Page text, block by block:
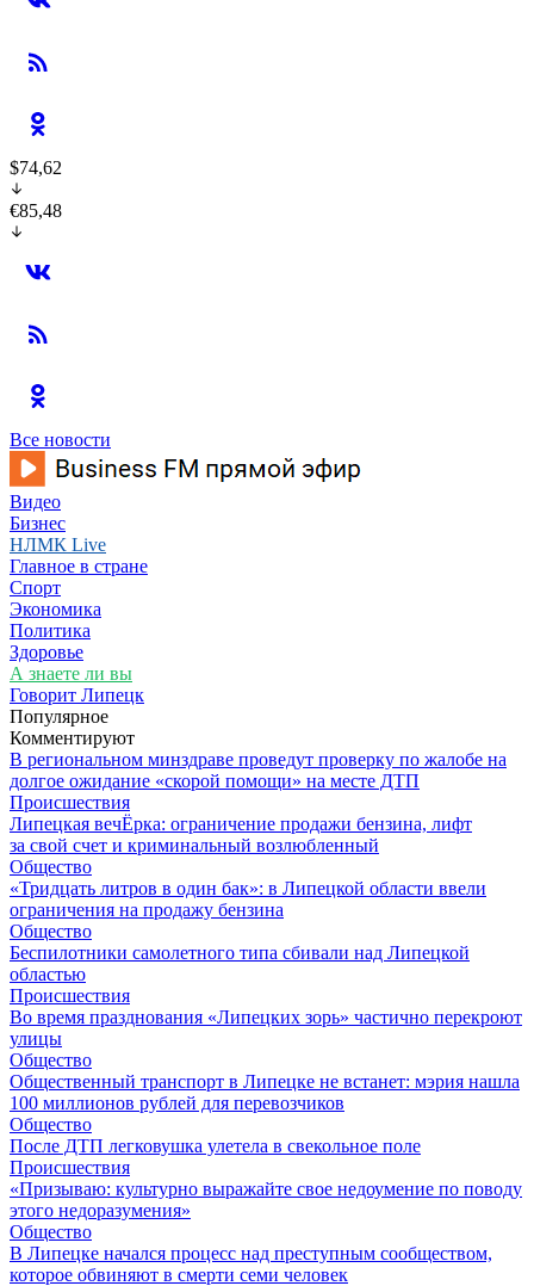
$74,62
€85,48
Все новости
Видео
Бизнес
НЛМК Live
Главное в стране
Спорт
Экономика
Политика
Здоровье
А знаете ли вы
Говорит Липецк
Популярное
Комментируют
В региональном минздраве проведут проверку по жалобе на
долгое ожидание «скорой помощи» на месте ДТП
Происшествия
Липецкая вечЁрка: ограничение продажи бензина, лифт
за свой счет и криминальный возлюбленный
Общество
«Тридцать литров в один бак»: в Липецкой области ввели
ограничения на продажу бензина
Общество
Беспилотники самолетного типа сбивали над Липецкой
областью
Происшествия
Во время празднования «Липецких зорь» частично перекроют
улицы
Общество
Общественный транспорт в Липецке не встанет: мэрия нашла
100 миллионов рублей для перевозчиков
Общество
После ДТП легковушка улетела в свекольное поле
Происшествия
«Призываю: культурно выражайте свое недоумение по поводу
этого недоразумения»
Общество
В Липецке начался процесс над преступным сообществом,
которое обвиняют в смерти семи человек